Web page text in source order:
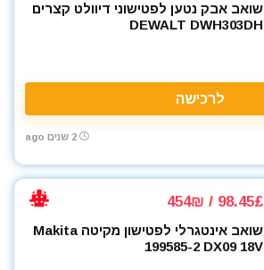
שואב אבק נטען לפטישוני דיוולט קצרים
DEWALT DWH303DH
לרכישה
2 שנים ago
98.45£ / 454₪
שואב אינטגרלי לפטישון מקיטה Makita
199585-2 DX09 18V